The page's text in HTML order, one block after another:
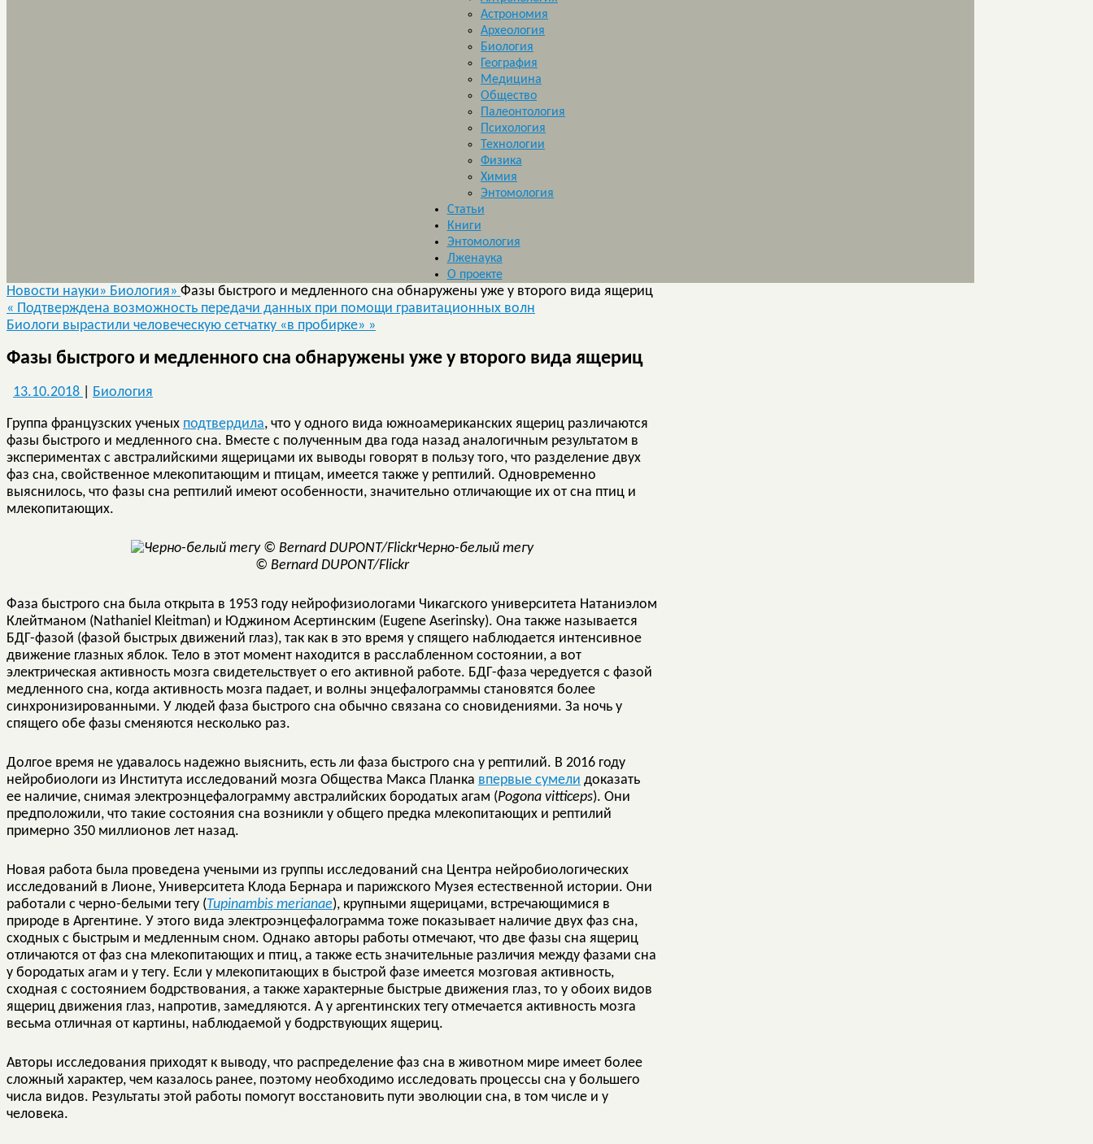
Астрономия
Археология
Биология
География
Медицина
Общество
Палеонтология
Психология
Технологии
Физика
Химия
Энтомология
Статьи
Книги
Энтомология
Лженаука
О проекте
Новости науки» Биология» Фазы быстрого и медленного сна обнаружены уже у второго вида ящериц
« Подтверждена возможность передачи данных при помощи гравитационных волн
Биологи вырастили человеческую сетчатку «в пробирке» »
Фазы быстрого и медленного сна обнаружены уже у второго вида ящериц
13.10.2018 Биология
Группа французских ученых подтвердила, что у одного вида южноамериканских ящериц различаются
фазы быстрого и медленного сна. Вместе с полученным два года назад аналогичным результатом в
экспериментах с австралийскими ящерицами их выводы говорят в пользу того, что разделение двух
фаз сна, свойственное млекопитающим и птицам, имеется также у рептилий. Одновременно
выяснилось, что фазы сна рептилий имеют особенности, значительно отличающие их от сна птиц и
млекопитающих.
Черно-белый тегу
© Bernard DUPONT/Flickr
Фаза быстрого сна была открыта в 1953 году нейрофизиологами Чикагского университета Натаниэлом
Клейтманом (Nathaniel Kleitman) и Юджином Асертинским (Eugene Aserinsky). Она также называется
БДГ-фазой (фазой быстрых движений глаз), так как в это время у спящего наблюдается интенсивное
движение глазных яблок. Тело в этот момент находится в расслабленном состоянии, а вот
электрическая активность мозга свидетельствует о его активной работе. БДГ-фаза чередуется с фазой
медленного сна, когда активность мозга падает, и волны энцефалограммы становятся более
синхронизированными. У людей фаза быстрого сна обычно связана со сновидениями. За ночь у
спящего обе фазы сменяются несколько раз.
Долгое время не удавалось надежно выяснить, есть ли фаза быстрого сна у рептилий. В 2016 году
нейробиологи из Института исследований мозга Общества Макса Планка впервые сумели доказать
ее наличие, снимая электроэнцефалограмму австралийских бородатых агам (Pogona vitticeps). Они
предположили, что такие состояния сна возникли у общего предка млекопитающих и рептилий
примерно 350 миллионов лет назад.
Новая работа была проведена учеными из группы исследований сна Центра нейробиологических
исследований в Лионе, Университета Клода Бернара и парижского Музея естественной истории. Они
работали с черно-белыми тегу (Tupinambis merianae), крупными ящерицами, встречающимися в
природе в Аргентине. У этого вида электроэнцефалограмма тоже показывает наличие двух фаз сна,
сходных с быстрым и медленным сном. Однако авторы работы отмечают, что две фазы сна ящериц
отличаются от фаз сна млекопитающих и птиц, а также есть значительные различия между фазами сна
у бородатых агам и у тегу. Если у млекопитающих в быстрой фазе имеется мозговая активность,
сходная с состоянием бодрствования, а также характерные быстрые движения глаз, то у обоих видов
ящериц движения глаз, напротив, замедляются. А у аргентинских тегу отмечается активность мозга
весьма отличная от картины, наблюдаемой у бодрствующих ящериц.
Авторы исследования приходят к выводу, что распределение фаз сна в животном мире имеет более
сложный характер, чем казалось ранее, поэтому необходимо исследовать процессы сна у большего
числа видов. Результаты этой работы помогут восстановить пути эволюции сна, в том числе и у
человека.